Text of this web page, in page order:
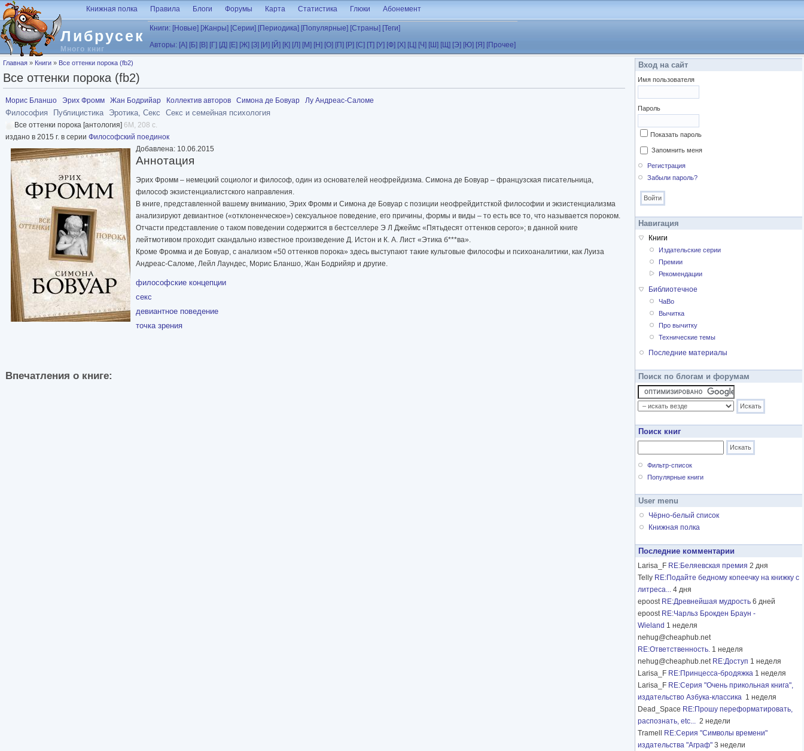
Перейти к основному содержанию
Либрусек
Много книг
Книжная полка Правила Блоги Форумы Карта Статистика Глюки Абонемент
Книги: [Новые] [Жанры] [Серии] [Периодика] [Популярные] [Страны] [Теги]
Авторы: [А] [Б] [В] [Г] [Д] [Е] [Ж] [З] [И] [Й] [К] [Л] [М] [Н] [О] [П] [Р] [С] [Т] [У] [Ф] [Х] [Ц] [Ч] [Ш] [Щ] [Э] [Ю] [Я] [Прочее]
Вы здесь
Главная » Книги » Все оттенки порока (fb2)
Все оттенки порока (fb2)
Морис Бланшо Эрих Фромм Жан Бодрийар Коллектив авторов Симона де Бовуар Лу Андреас-Саломе
Философия Публицистика Эротика, Секс Секс и семейная психология
Все оттенки порока [антология] 6M, 208 с.
издано в 2015 г. в серии Философский поединок
Добавлена: 10.06.2015
Аннотация
Эрих Фромм – немецкий социолог и философ, один из основателей неофрейдизма. Симона де Бовуар – французская писательница,
философ экзистенциалистского направления.
В книге, представленной вашему вниманию, Эрих Фромм и Симона де Бовуар с позиции неофрейдитсткой философии и экзистенциализма
анализируют девиантное («отклоненческое») сексуальное поведение, его причины, формы и виды – то есть все то, что называется пороком.
Отчасти представление о таком поведении содержится в бестселлере Э Л Джеймс «Пятьдесят оттенков серого»; в данной книге
лейтмотивом проходит скандально известное произведение Д. Истон и К. А. Лист «Этика б***ва».
Кроме Фромма и де Бовуар, с анализом «50 оттенков порока» здесь выступают такие культовые философы и психоаналитики, как Луиза
Андреас-Саломе, Лейл Лаундес, Морис Бланшо, Жан Бодрийяр и другие.
философские концепции
секс
девиантное поведение
точка зрения
Впечатления о книге:
Вход на сайт
Имя пользователя
Пароль
Показать пароль
Запомнить меня
Регистрация
Забыли пароль?
Навигация
Книги
Издательские серии
Премии
Рекомендации
Библиотечное
ЧаВо
Вычитка
Про вычитку
Технические темы
Последние материалы
Поиск по блогам и форумам
Поиск книг
Фильтр-список
Популярные книги
User menu
Чёрно-белый список
Книжная полка
Последние комментарии
Larisa_F RE:Беляевская премия 2 дня
Telly RE:Подайте бедному копеечку на книжку с
литреса... 4 дня
epoost RE:Древнейшая мудрость 6 дней
epoost RE:Чарльз Брокден Браун -
Wieland 1 неделя
nehug@cheaphub.net
RE:Ответственность. 1 неделя
nehug@cheaphub.net RE:Доступ 1 неделя
Larisa_F RE:Принцесса-бродяжка 1 неделя
Larisa_F RE:Серия "Очень прикольная книга",
издательство Азбука-классика 1 неделя
Dead_Space RE:Прошу переформатировать,
распознать, etc... 2 недели
Tramell
RE:Серия "Символы времени"
издательства "Аграф" 3 недели